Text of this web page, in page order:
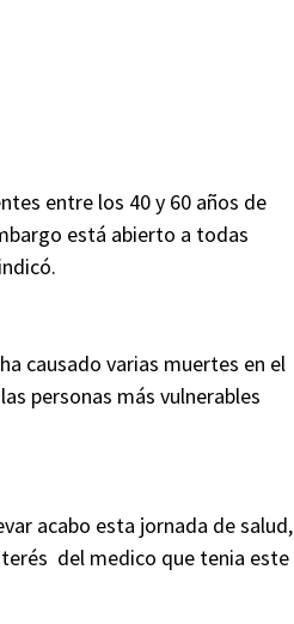
entre los 40 y 60 años de
está abierto a todas
causado varias muertes en el
personas más vulnerables
acabo esta jornada de salud,
del medico que tenia este